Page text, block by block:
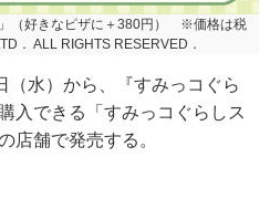
」（好きなピザに＋380円） ※価格は税
． ALL RIGHTS RESERVED．
水）から、『すみっコぐら
入できる「すみっコぐらしス
店舗で発売する。